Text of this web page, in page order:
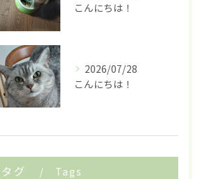
こんにちは！
2026/07/28
こんにちは！
タグ Tags